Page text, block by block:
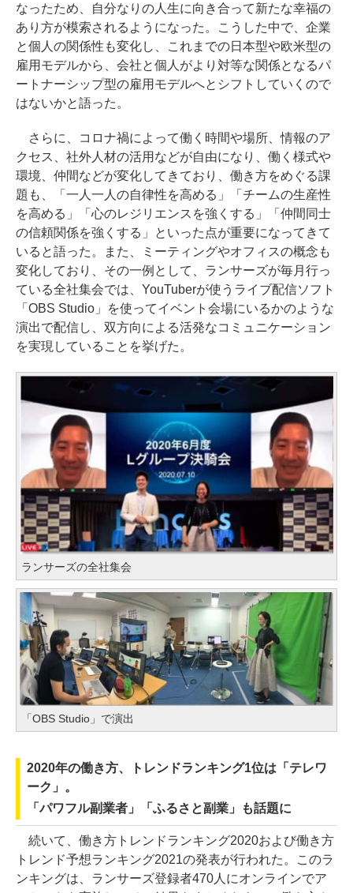
なったため、自分なりの人生に向き合って新たな幸福の
あり方が模索されるようになった。こうした中で、企業
と個人の関係性も変化し、これまでの日本型や欧米型の
雇用モデルから、会社と個人がより対等な関係となるパ
ートナーシップ型の雇用モデルへとシフトしていくので
はないかと語った。
さらに、コロナ禍によって働く時間や場所、情報のア
クセス、社外人材の活用などが自由になり、働く様式や
環境、仲間などが変化してきており、働き方をめぐる課
題も、「一人一人の自律性を高める」「チームの生産性
を高める」「心のレジリエンスを強くする」「仲間同士
の信頼関係を強くする」といった点が重要になってきて
いると語った。また、ミーティングやオフィスの概念も
変化しており、その一例として、ランサーズが毎月行っ
ている全社集会では、YouTuberが使うライブ配信ソフト
「OBS Studio」を使ってイベント会場にいるかのような
演出で配信し、双方向による活発なコミュニケーション
を実現していることを挙げた。
ランサーズの全社集会
「OBS Studio」で演出
2020年の働き方、トレンドランキング1位は「テレワ
ーク」。
「パワフル副業者」「ふるさと副業」も話題に
続いて、働き方トレンドランキング2020および働き方
トレンド予想ランキング2021の発表が行われた。このラ
ンキングは、ランサーズ登録者470人にオンラインでア